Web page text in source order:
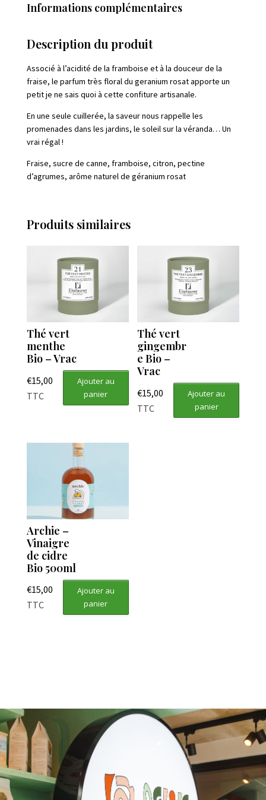
Informations complémentaires
Description du produit
Associé à l’acidité de la framboise et à la douceur de la
fraise, le parfum très floral du geranium rosat apporte un
petit je ne sais quoi à cette confiture artisanale.
En une seule cuillerée, la saveur nous rappelle les
promenades dans les jardins, le soleil sur la véranda… Un
vrai régal !
Fraise, sucre de canne, framboise, citron, pectine
d’agrumes, arôme naturel de géranium rosat
Produits similaires
Thé vert
menthe
Bio – Vrac
€15,00
TTC
Ajouter au
panier
Thé vert
gingembr
e Bio –
Vrac
€15,00
TTC
Ajouter au
panier
Archie –
Vinaigre
de cidre
Bio 500ml
€15,00
TTC
Ajouter au
panier